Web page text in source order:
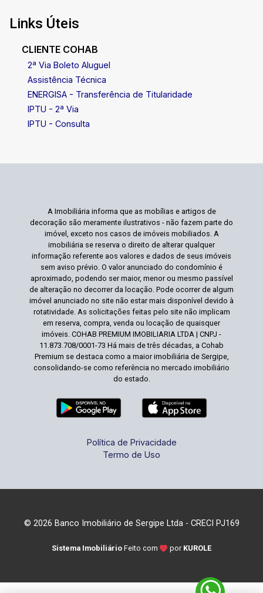
Links Úteis
CLIENTE COHAB
2ª Via Boleto Aluguel
Assistência Técnica
ENERGISA - Transferência de Titularidade
IPTU - 2ª Via
IPTU - Consulta
A Imobiliária informa que as mobílias e artigos de
decoração são meramente ilustrativos - não fazem parte do
imóvel, exceto nos casos de imóveis mobiliados. A
imobiliária se reserva o direito de alterar qualquer
informação referente aos valores e dados de seus imóveis
sem aviso prévio. O valor anunciado do condomínio é
aproximado, podendo ser maior, menor ou mesmo passível
de alteração no decorrer da locação. Pode ocorrer de algum
imóvel anunciado no site não estar mais disponível devido à
rotatividade. As solicitações feitas pelo site não implicam
em reserva, compra, venda ou locação de quaisquer
imóveis. COHAB PREMIUM IMOBILIARIA LTDA | CNPJ -
11.873.708/0001-73 Há mais de três décadas, a Cohab
Premium se destaca como a maior imobiliária de Sergipe,
consolidando-se como referência no mercado imobiliário
do estado.
Política de Privacidade
Termo de Uso
© 2026 Banco Imobiliário de Sergipe Ltda - CRECI PJ169
Sistema Imobiliário Feito com por KUROLE